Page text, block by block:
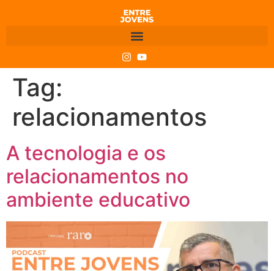
Tag:
relacionamentos
A tecnologia e os
relacionamentos no
ambiente educativo